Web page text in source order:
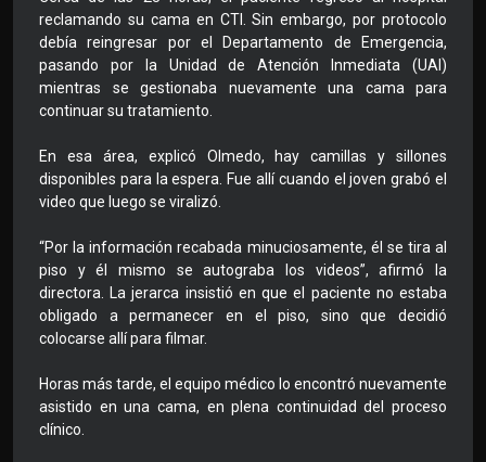
reclamando su cama en CTI. Sin embargo, por protocolo
debía reingresar por el Departamento de Emergencia,
pasando por la Unidad de Atención Inmediata (UAI)
mientras se gestionaba nuevamente una cama para
continuar su tratamiento.
En esa área, explicó Olmedo, hay camillas y sillones
disponibles para la espera. Fue allí cuando el joven grabó el
video que luego se viralizó.
“Por la información recabada minuciosamente, él se tira al
piso y él mismo se autograba los videos”, afirmó la
directora. La jerarca insistió en que el paciente no estaba
obligado a permanecer en el piso, sino que decidió
colocarse allí para filmar.
Horas más tarde, el equipo médico lo encontró nuevamente
asistido en una cama, en plena continuidad del proceso
clínico.